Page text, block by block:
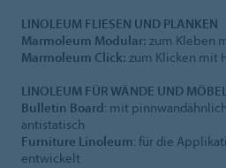
LINOLEUM FLIESEN UND PLANKEN
Marmoleum Modular: zum Kleben
Marmoleum Click: zum Klicken mit
LINOLEUM FÜR WÄNDE UND
Bulletin Board: mit
antistatisch
Furniture Linoleum: für die
entwickelt